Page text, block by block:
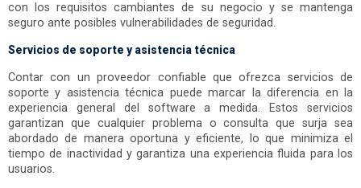
con los requisitos cambiantes de su negocio y se mantenga
seguro ante posibles vulnerabilidades de seguridad.
Servicios de soporte y asistencia técnica
Contar con un proveedor confiable que ofrezca servicios de
soporte y asistencia técnica puede marcar la diferencia en la
experiencia general del software a medida. Estos servicios
garantizan que cualquier problema o consulta que surja sea
abordado de manera oportuna y eficiente, lo que minimiza el
tiempo de inactividad y garantiza una experiencia fluida para los
usuarios.